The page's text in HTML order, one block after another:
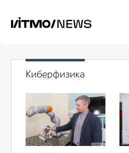
Киберфизика